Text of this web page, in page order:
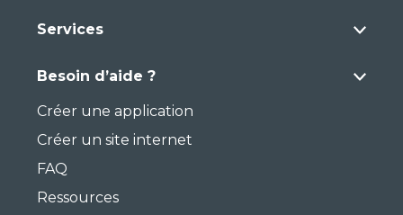
Services
Besoin d’aide ?
Créer une application
Créer un site internet
FAQ
Ressources